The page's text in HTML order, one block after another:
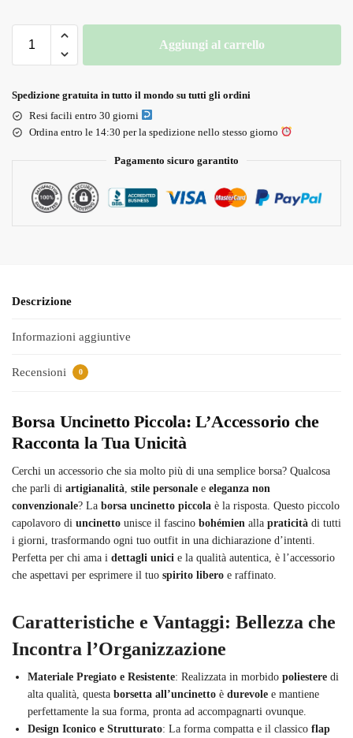
Aggiungi al carrello
Spedizione gratuita in tutto il mondo su tutti gli ordini
Resi facili entro 30 giorni
Ordina entro le 14:30 per la spedizione nello stesso giorno
Pagamento sicuro garantito
Descrizione
Informazioni aggiuntive
Recensioni 0
Borsa Uncinetto Piccola: L’Accessorio che
Racconta la Tua Unicità
Cerchi un accessorio che sia molto più di una semplice borsa? Qualcosa
che parli di artigianalità stile personale e eleganza non
convenzionale? La borsa uncinetto piccola è la risposta. Questo piccolo
capolavoro di uncinetto unisce il fascino bohémien alla praticità di tutti
i giorni, trasformando ogni tuo outfit in una dichiarazione d’intenti.
Perfetta per chi ama i dettagli unici e la qualità autentica, è l’accessorio
che aspettavi per esprimere il tuo spirito libero e raffinato.
Caratteristiche e Vantaggi: Bellezza che
Incontra l’Organizzazione
Materiale Pregiato e Resistente: Realizzata in morbido poliestere di
alta qualità, questa borsetta all’uncinetto è durevole e mantiene
perfettamente la sua forma, pronta ad accompagnarti ovunque.
Design Iconico e Strutturato: La forma compatta e il classico flap